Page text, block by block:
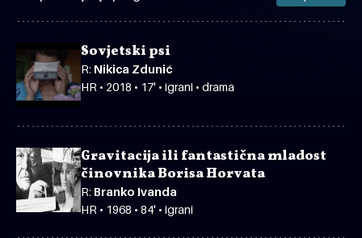
Sovjetski psi
R: Nikica Zdunić
HR • 2018 • 17' • igrani • drama
Gravitacija ili fantastična mladost
činovnika Borisa Horvata
R: Branko Ivanda
HR • 1968 • 84' • igrani